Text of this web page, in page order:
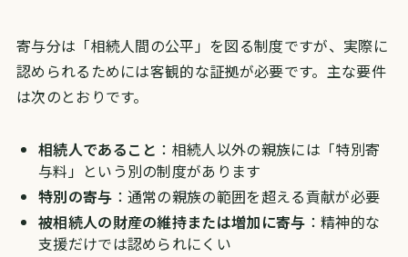
寄与分は「相続人間の公平」を図る制度ですが、実際に
認められるためには客観的な証拠が必要です。主な要件
は次のとおりです。
相続人であること ：相続人以外の親族には「特別寄
与料」という別の制度があります
特別の寄与 ：通常の親族の範囲を超える貢献が必要
被相続人の財産の維持または増加に寄与 ：精神的な
支援だけでは認められにくい